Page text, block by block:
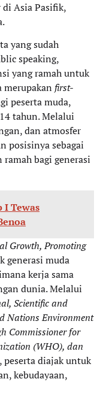
Asia Pasifik,
yang sudah
speaking,
yang ramah untuk
merupakan first-
peserta muda,
tahun. Melalui
dan atmosfer
posisinya sebagai
bagi generasi
I Tewas
Growth, Promoting
generasi muda
kerja sama
dunia. Melalui
Scientific and
Nations Environment
Commissioner for
(WHO), dan
, peserta diajak untuk
kebudayaan,